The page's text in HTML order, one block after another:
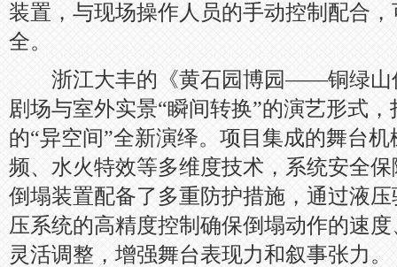
装置，与现场操作人员的手动控制配合
全。
浙江大丰的《黄石园博园——铜绿山
剧场与室外实景“瞬间转换”的演艺形式
的“异空间”全新演绎。项目集成的舞台
频、水火特效等多维度技术，系统安全
倒塌装置配备了多重防护措施，通过液
压系统的高精度控制确保倒塌动作的速
灵活调整，增强舞台表现力和叙事张力。